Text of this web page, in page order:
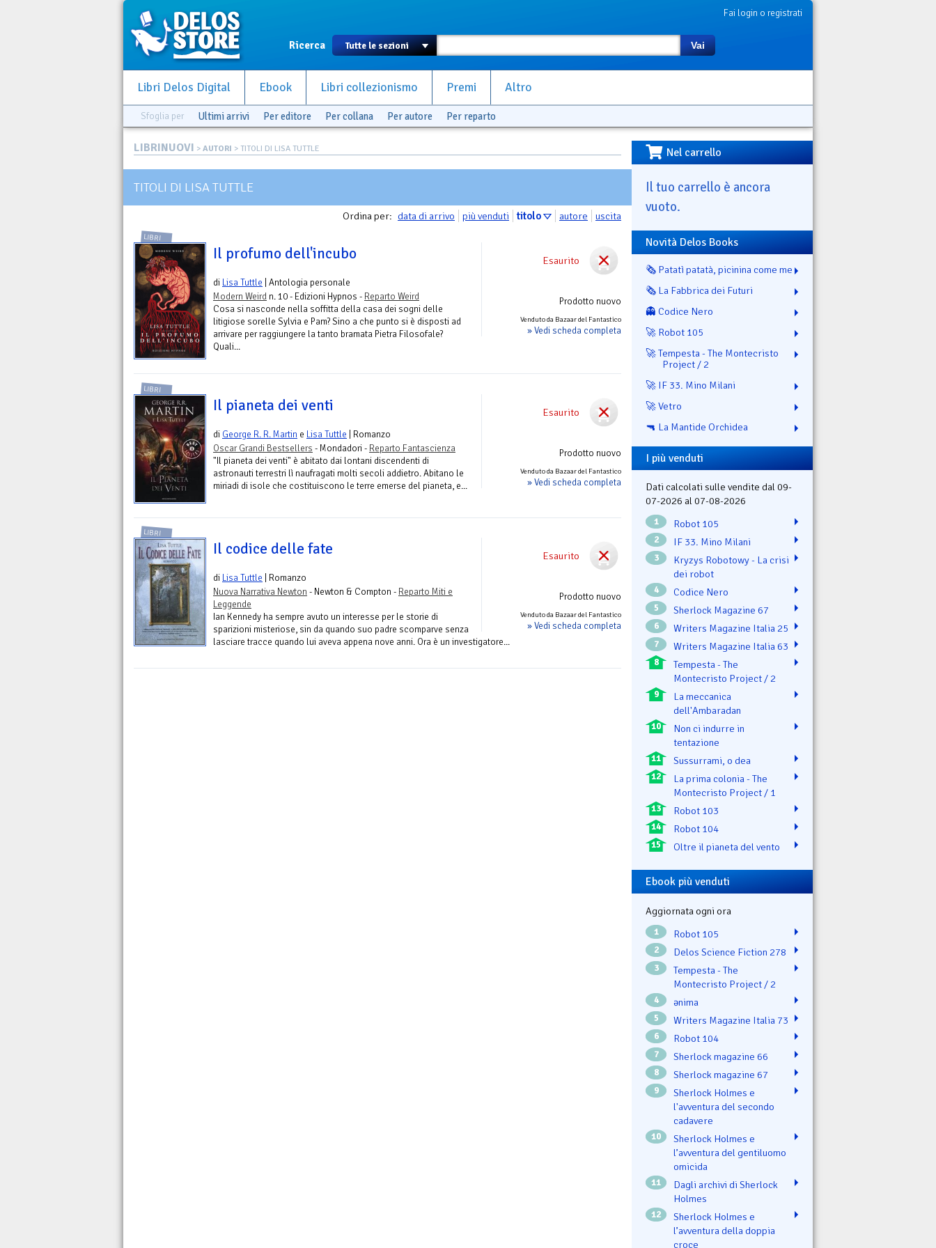
Fai login o registrati
Ricerca Vai
Libri Delos Digital Ebook Libri collezionismo Premi Altro
Sfoglia per Ultimi arrivi Per editore Per collana Per autore Per reparto
LIBRINUOVI > AUTORI > TITOLI DI LISA TUTTLE
TITOLI DI LISA TUTTLE
Ordina per: data di arrivo più venduti titolo autore uscita
Esaurito
Prodotto nuovo
Venduto da Bazaar del Fantastico
» Vedi scheda completa
LIBRI
Il profumo dell'incubo
di Lisa Tuttle | Antologia personale
Modern Weird n. 10 - Edizioni Hypnos - Reparto Weird
Cosa si nasconde nella soffitta della casa dei sogni delle
litigiose sorelle Sylvia e Pam? Sino a che punto si è disposti ad
arrivare per raggiungere la tanto bramata Pietra Filosofale?
Quali...
Esaurito
Prodotto nuovo
Venduto da Bazaar del Fantastico
» Vedi scheda completa
LIBRI
Il pianeta dei venti
di George R. R. Martin e Lisa Tuttle | Romanzo
Oscar Grandi Bestsellers - Mondadori - Reparto Fantascienza
"Il pianeta dei venti" è abitato dai lontani discendenti di
astronauti terrestri lì naufragati molti secoli addietro. Abitano le
miriadi di isole che costituiscono le terre emerse del pianeta, e...
Esaurito
Prodotto nuovo
Venduto da Bazaar del Fantastico
» Vedi scheda completa
LIBRI
Il codice delle fate
di Lisa Tuttle | Romanzo
Nuova Narrativa Newton - Newton & Compton - Reparto Miti e
Leggende
Ian Kennedy ha sempre avuto un interesse per le storie di
sparizioni misteriose, sin da quando suo padre scomparve senza
lasciare tracce quando lui aveva appena nove anni. Ora è un investigatore...
Nel carrello
Il tuo carrello è ancora
vuoto.
Novità Delos Books
🗞️ Patatì patatà, picinina come me
🗞️ La Fabbrica dei Futuri
👻 Codice Nero
🚀 Robot 105
🚀 Tempesta - The Montecristo
Project / 2
🚀 IF 33. Mino Milani
🚀 Vetro
🔫 La Mantide Orchidea
I più venduti
Dati calcolati sulle vendite dal 09-
07-2026 al 07-08-2026
1 Robot 105
2 IF 33. Mino Milani
3
Kryzys Robotowy - La crisi
dei robot
4 Codice Nero
5 Sherlock Magazine 67
6 Writers Magazine Italia 25
7 Writers Magazine Italia 63
8
Tempesta - The
Montecristo Project / 2
9
La meccanica
dell'Ambaradan
10
Non ci indurre in
tentazione
11 Sussurrami, o dea
12
La prima colonia - The
Montecristo Project / 1
13 Robot 103
14 Robot 104
15 Oltre il pianeta del vento
Ebook più venduti
Aggiornata ogni ora
1 Robot 105
2 Delos Science Fiction 278
3
Tempesta - The
Montecristo Project / 2
4 ənima
5 Writers Magazine Italia 73
6 Robot 104
7 Sherlock magazine 66
8 Sherlock magazine 67
9
Sherlock Holmes e
l'avventura del secondo
cadavere
10
Sherlock Holmes e
l’avventura del gentiluomo
omicida
11
Dagli archivi di Sherlock
Holmes
12
Sherlock Holmes e
l’avventura della doppia
croce